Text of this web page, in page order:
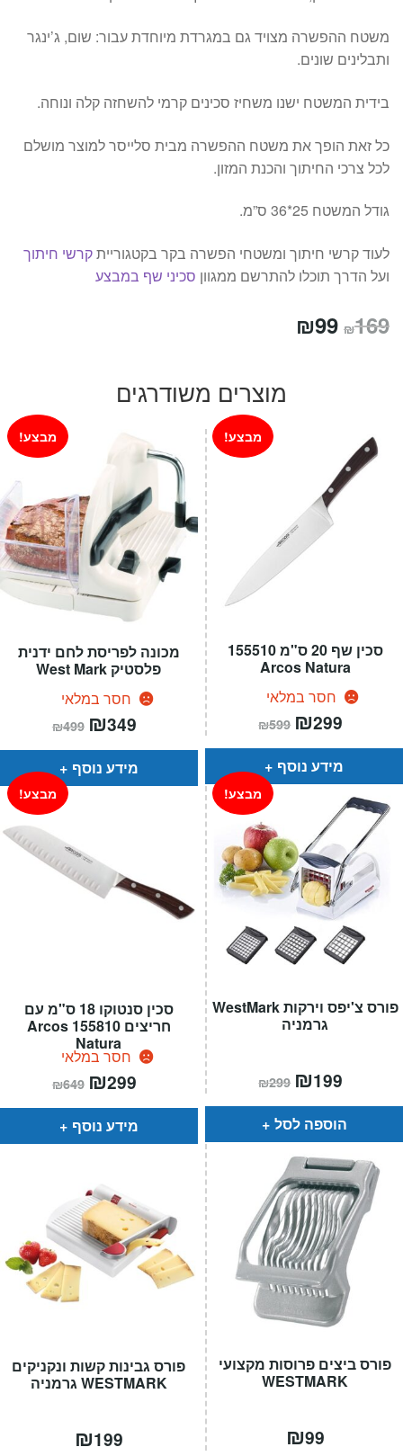
משטח ההפשרה מצויד גם במגרדת מיוחדת עבור: שום, ג’ינגר
ותבלינים שונים.
בידית המשטח ישנו משחיז סכינים קרמי להשחזה קלה ונוחה.
כל זאת הופך את משטח ההפשרה מבית סלייסר למוצר מושלם
לכל צרכי החיתוך והכנת המזון.
גודל המשטח 25*36 ס”מ.
לעוד קרשי חיתוך ומשטחי הפשרה בקר בקטגורייתקרשי חיתוך
ועל הדרך תוכלו להתרשם ממגוון סכיני שף במבצע
₪169 המחיר
₪99
הוא:
₪99.
מוצרים משודרגים
מכונה לפריסת לחם ידנית
פלסטיק West Mark
חסר במלאי
מבצע!
₪499 המחיר
המקורי
היה:
₪499.
₪349
הוא:
מידע נוסף
סכין שף 20 ס"מ 155510
Arcos Natura
חסר במלאי
מבצע!
₪599 המחיר
המקורי
היה:
₪599.
₪299
הוא:
מידע נוסף
סכין סנטוקו 18 ס"מ עם
חריצים 155810 Arcos
Natura
חסר במלאי
מבצע!
₪649 המחיר
המקורי
היה:
₪649.
₪299
הוא:
מידע נוסף
פורס צ'יפס וירקות WestMark
גרמניה
מבצע!
₪299 המחיר
המקורי
היה:
₪299.
₪199
הוא:
הוספה לסל
פורס גבינות קשות ונקניקים
WESTMARK גרמניה
₪199
פורס ביצים פרוסות מקצועי
WESTMARK
₪99